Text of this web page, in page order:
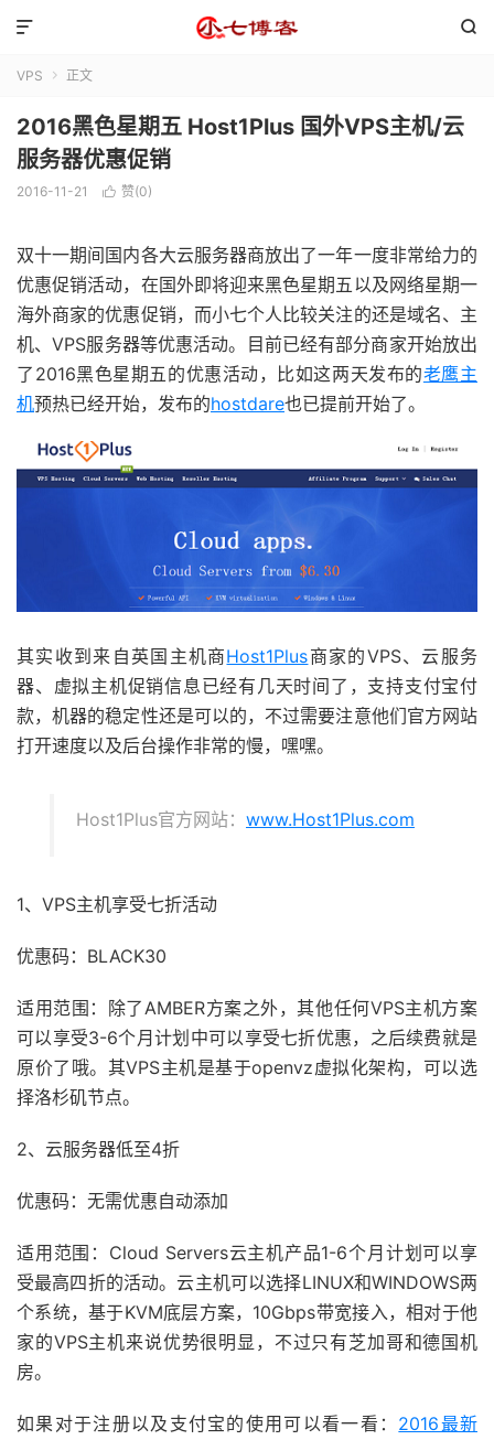


VPS  正文
2016黑色星期五 Host1Plus 国外VPS主机/云
服务器优惠促销
2016-11-21  赞(0)
双十一期间国内各大云服务器商放出了一年一度非常给力的
优惠促销活动，在国外即将迎来黑色星期五以及网络星期一
海外商家的优惠促销，而小七个人比较关注的还是域名、主
机、VPS服务器等优惠活动。目前已经有部分商家开始放出
了2016黑色星期五的优惠活动，比如这两天发布的老鹰主
机预热已经开始，发布的hostdare也已提前开始了。
其实收到来自英国主机商Host1Plus商家的VPS、云服务
器、虚拟主机促销信息已经有几天时间了，支持支付宝付
款，机器的稳定性还是可以的，不过需要注意他们官方网站
打开速度以及后台操作非常的慢，嘿嘿。
Host1Plus官方网站： www.Host1Plus.com
1、VPS主机享受七折活动
优惠码：BLACK30
适用范围：除了AMBER方案之外，其他任何VPS主机方案
可以享受3-6个月计划中可以享受七折优惠，之后续费就是
原价了哦。其VPS主机是基于openvz虚拟化架构，可以选
择洛杉矶节点。
2、云服务器低至4折
优惠码：无需优惠自动添加
适用范围：Cloud Servers云主机产品1-6个月计划可以享
受最高四折的活动。云主机可以选择LINUX和WINDOWS两
个系统，基于KVM底层方案，10Gbps带宽接入，相对于他
家的VPS主机来说优势很明显，不过只有芝加哥和德国机
房。
如果对于注册以及支付宝的使用可以看一看： 2016最新